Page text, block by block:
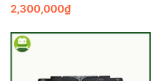
2,300,000₫